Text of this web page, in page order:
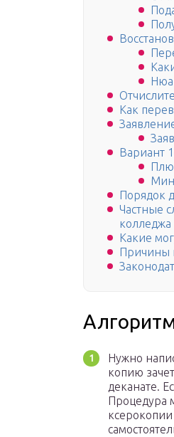
Как
Вариант
Порядок
Частные
колледжа
Какие
Причины
Нужно
копию
деканате.
Процедура